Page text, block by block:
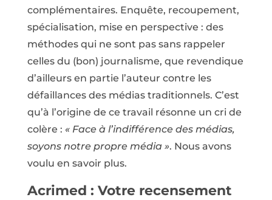
complémentaires. Enquête, recoupement,
spécialisation, mise en perspective : des
méthodes qui ne sont pas sans rappeler
celles du (bon) journalisme, que revendique
d’ailleurs en partie l’auteur contre les
défaillances des médias traditionnels. C’est
qu’à l’origine de ce travail résonne un cri de
colère : « Face à l’indifférence des médias,
soyons notre propre média ». Nous avons
voulu en savoir plus.
Acrimed : Votre recensement